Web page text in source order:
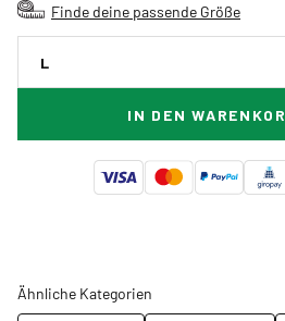
Finde deine passende Größe
L
IN DEN
Ähnliche Kategorien